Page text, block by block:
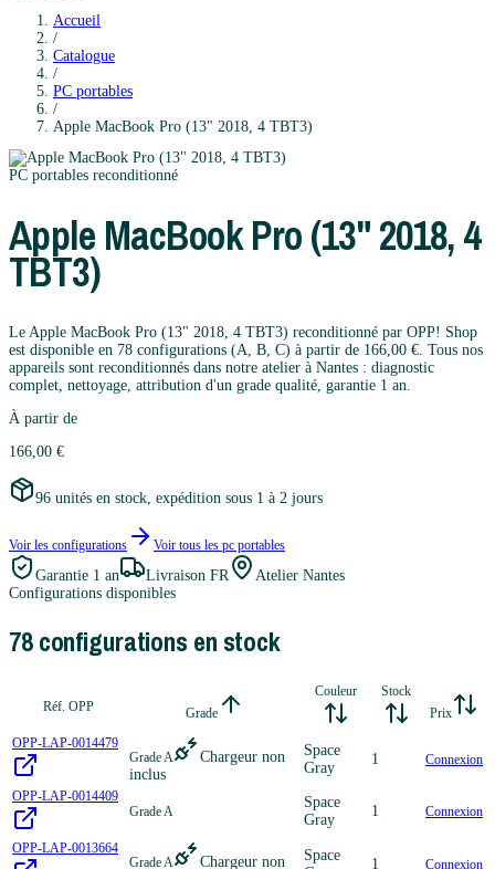
Accueil
/
Catalogue
/
PC portables
/
Apple MacBook Pro (13" 2018, 4 TBT3)
PC portables reconditionné
Apple MacBook Pro (13" 2018, 4
TBT3)
Le Apple MacBook Pro (13" 2018, 4 TBT3) reconditionné par OPP! Shop
est disponible en 78 configurations (A, B, C) à partir de 166,00 €. Tous nos
appareils sont reconditionnés dans notre atelier à Nantes : diagnostic
complet, nettoyage, attribution d'un grade qualité, garantie 1 an.
À partir de
166,00 €
96 unités en stock, expédition sous 1 à 2 jours
Voir les configurations Voir tous les pc portables
Garantie 1 an Livraison FR
Atelier Nantes
Configurations disponibles
78configurations en stock
Réf. OPP Grade
Couleur
Stock
Prix
OPP-LAP-0014479
Grade A
Chargeur non
inclus
Space
Gray
1 Connexion
OPP-LAP-0014409
Grade A
Space
Gray
1 Connexion
OPP-LAP-0013664
Grade A
Chargeur non
Space
1 Connexion